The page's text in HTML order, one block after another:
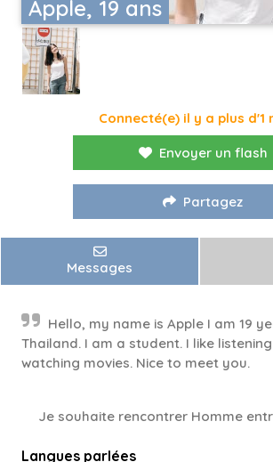
Apple, 19 ans
Connecté(e) il y a plus d'1
Envoyer un flash
Partagez
Messages
Hello, my name is Apple I am 19
Thailand. I am a student. I like
watching movies. Nice to meet you.
Je souhaite rencontrer Homme
Langues parlées